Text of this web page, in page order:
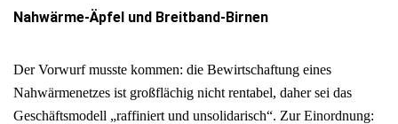
Nahwärme-Äpfel und Breitband-Birnen
Der Vorwurf musste kommen: die Bewirtschaftung eines
Nahwärmenetzes ist großflächig nicht rentabel, daher sei das
Geschäftsmodell „raffiniert und unsolidarisch“. Zur Einordnung: